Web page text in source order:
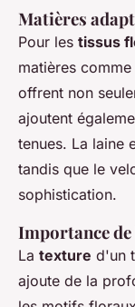
Matières
Pour les tissus
matières comme
offrent non
ajoutent
tenues. La laine
tandis que le
sophistication.
Importance
La texture d'un
ajoute de la